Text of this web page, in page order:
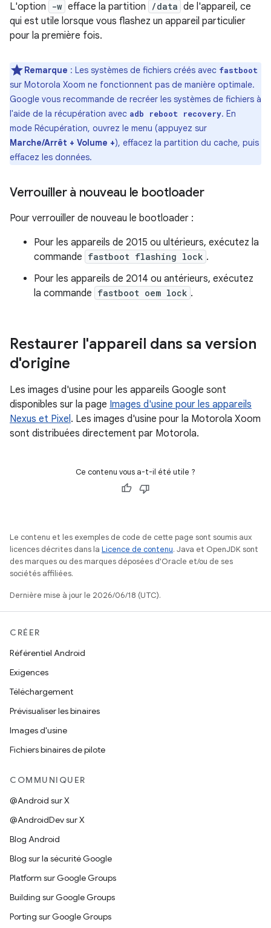
L'option -w efface la partition /data de l'appareil, ce
qui est utile lorsque vous flashez un appareil particulier
pour la première fois.
Remarque : Les systèmes de fichiers créés avec fastboot
sur Motorola Xoom ne fonctionnent pas de manière optimale.
Google vous recommande de recréer les systèmes de fichiers à
l'aide de la récupération avec adb reboot recovery. En
mode Récupération, ouvrez le menu (appuyez sur
Marche/Arrêt + Volume +), effacez la partition du cache, puis
effacez les données.
Verrouiller à nouveau le bootloader
Pour verrouiller de nouveau le bootloader :
Pour les appareils de 2015 ou ultérieurs, exécutez la
commande fastboot flashing lock .
Pour les appareils de 2014 ou antérieurs, exécutez
la commande fastboot oem lock .
Restaurer l'appareil dans sa version
d'origine
Les images d'usine pour les appareils Google sont
disponibles sur la page Images d'usine pour les appareils
Nexus et Pixel. Les images d'usine pour la Motorola Xoom
sont distribuées directement par Motorola.
Ce contenu vous a-t-il été utile ?
Le contenu et les exemples de code de cette page sont soumis aux
licences décrites dans la Licence de contenu. Java et OpenJDK sont
des marques ou des marques déposées d'Oracle et/ou de ses
sociétés affiliées.
Dernière mise à jour le 2026/06/18 (UTC).
CRÉER
Référentiel Android
Exigences
Téléchargement
Prévisualiser les binaires
Images d'usine
Fichiers binaires de pilote
COMMUNIQUER
@Android sur X
@AndroidDev sur X
Blog Android
Blog sur la sécurité Google
Platform sur Google Groups
Building sur Google Groups
Porting sur Google Groups